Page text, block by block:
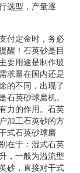
选型，产量逐
付定金时，务必
醒！石英砂是目
要用途是制作玻
求量在国内还是
的不同，出现了
石英砂球磨机。
力的作用。石英
加工石英砂的方
式石英砂球磨
在于：湿式石英
，一般为溢流型
砂，直接对干式